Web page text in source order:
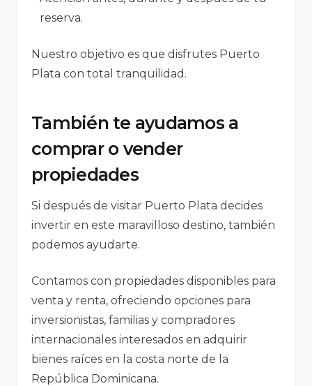
reserva.
Nuestro objetivo es que disfrutes Puerto
Plata con total tranquilidad.
También te ayudamos a
comprar o vender
propiedades
Si después de visitar Puerto Plata decides
invertir en este maravilloso destino, también
podemos ayudarte.
Contamos con propiedades disponibles para
venta y renta, ofreciendo opciones para
inversionistas, familias y compradores
internacionales interesados en adquirir
bienes raíces en la costa norte de la
República Dominicana.